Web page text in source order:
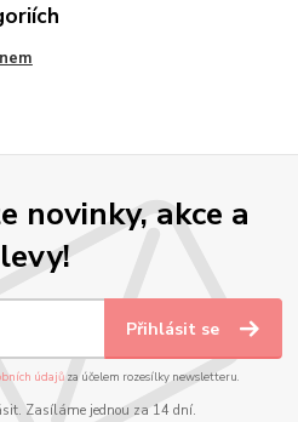
novinky, akce a
Přihlásit se
údajůza účelem rozesílky newsletteru.
Zasíláme jednou za 14 dní.